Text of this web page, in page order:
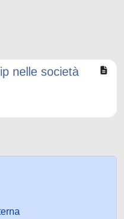
nelle società